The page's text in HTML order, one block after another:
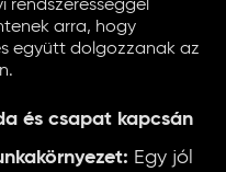
rendszerességgel
arra, hogy
együtt dolgozzanak az
és csapat kapcsán
Egy jól